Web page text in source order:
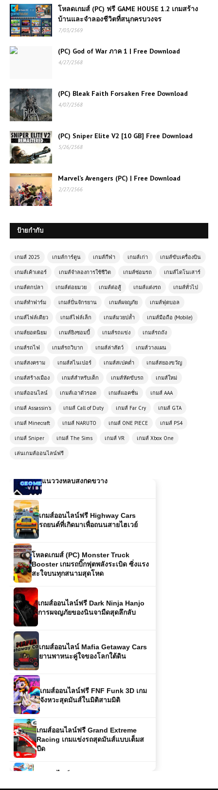
โหลดเกมส์ (PC) ฟรี GAME HOUSE 1.2 เกมสร้าง
บ้านและจำลองชีวิตที่สนุกครบวงจร
7/03/2569
(PC) God of War ภาค 1 | Free Download
4/27/2568
(PC) Bleak Faith Forsaken Free Download
4/07/2568
(PC) Sniper Elite V2 [10 GB] Free Download
5/26/2568
Marvel’s Avengers (PC) | Free Download
2/27/2566
ป้ายกำกับ
เกมส์ 2025 เกมส์การ์ตูน เกมส์กีฬา เกมส์เก่า เกมส์ขับเครื่องบิน
เกมส์เค้าเตอร์ เกมส์จำลองการใช้ชีวิต เกมส์ซ่อมรถ เกมส์ไดโนเสาร์
เกมส์ตกปลา เกมส์ต่อยมวย เกมส์ต่อสู้ เกมส์แต่งรถ เกมส์ทั่วไป
เกมส์ทำฟาร์ม เกมส์ปั่นจักรยาน เกมส์ผจญภัย เกมส์ฟุตบอล
เกมส์ไฟล์เดียว เกมส์ไฟล์เล็ก เกมส์มวยปล้ำ เกมส์มือถือ (Mobile)
เกมส์ยอดนิยม เกมส์ยิงซอมบี้ เกมส์รถแข่ง เกมส์รถถัง
เกมส์รถไฟ เกมส์รถวิบาก เกมส์ล่าสัตว์ เกมส์วางแผน
เกมส์สงคราม เกมส์สไนเปอร์ เกมส์สเปคต่ำ เกมส์สยองขวัญ
เกมส์สร้างเมือง เกมส์สำหรับเด็ก เกมส์หัดขับรถ เกมส์ใหม่
เกมส์ออนไลน์ เกมส์เอาตัวรอด เกมส์แอคชั่น เกมส์ AAA
เกมส์ Assassin's เกมส์ Call of Duty เกมส์ Far Cry เกมส์ GTA
เกมส์ Minecraft เกมส์ NARUTO เกมส์ ONE PIECE เกมส์ PS4
เกมส์ Sniper เกมส์ The Sims เกมส์ VR เกมส์ Xbox One
เล่นเกมส์ออนไลน์ฟรี
เกมส์ออนไลน์ฟรี Basket Random
เกมบาสเกตบอลที่เล่นง่าย
เกมส์ออนไลน์ฟรี Truck Racing –
เกมแข่งรถบรรทุกสุดมันส์
เกมส์ออนไลน์ฟรี Julie Beauty Salon
เติมเต็มความงามของคุณด้วยบริการมือ
อาชีพ
เกมส์ออนไลน์ Bus Simulator 3D เกม
ขับรถบัสสมจริงที่ท้าทายฝีมือการขับขี
เกมออนไลน์ฟรี Jacks Village แหล่ง
ช็อปปิ้งและไลฟ์สไตล์ที่คุณไม่ควรพลาด
(PC) Call of Duty: Modern Warfare
(PC) The Elder Scrolls V Skyrim
บอร์น
เกมส์ออนไลน์เล่นฟรี Monster Truck
ในเมือง
เกมส์ออนไลน์ฟรี Dead Rails:
แอ็กชันสุดมันส์
เล่นเกมส์ออนไลน์ฟรี Rescue
Helicopter ฮีโร่แห่งท้องฟ้า บินช่วยชีวิต
ในทุกสถานการณ์
เกมส์ออนไลน์ฟรี Geometry Vibes
เกมส์ออนไลน์ฟรี Highway Cars
รถยนต์ที่เกิดมาเพื่อถนนสายไฮเวย์
โหลดเกมส์ (PC) Monster Truck
สะใจบนทุกสนามสุดโหด
การผจญภัยของนินจามืดสุดลึกลับ
ยานพาหนะคู่ใจของโลกใต้ดิน
จังหวะสุดมันส์ในมิติสามมิติ
เกมส์ออนไลน์ฟรี Grand Extreme
ปีด
เกมออนไลน์ Pokemon Monsters
มอนสุดตื่นเต้น